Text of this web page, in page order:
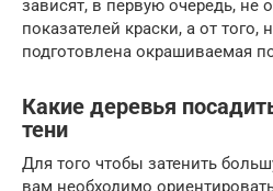
зависят, в первую очередь, не
показателей краски, а от
подготовлена окрашиваемая
Какие деревья
тени
Для того чтобы затенить
вам необходимо